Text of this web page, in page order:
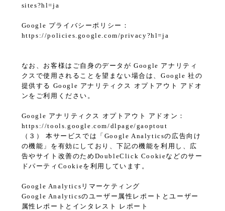
sites?hl=ja
Google プライバシーポリシー：
https://policies.google.com/privacy?hl=ja
なお、お客様はご自身のデータが Google アナリティ
クスで使用されることを望まない場合は、Google 社の
提供する Google アナリティクス オプトアウト アドオ
ンをご利用ください。
Google アナリティクス オプトアウト アドオン：
https://tools.google.com/dlpage/gaoptout
（３） 本サービスでは「Google Analyticsの広告向け
の機能」を有効にしており、下記の機能を利用し、広
告やサイト改善のためDoubleClick Cookieなどのサー
ドパーティCookieを利用しています。
Google Analyticsリマーケティング
Google Analyticsのユーザー属性レポートとユーザー
属性レポートとインタレスト レポート